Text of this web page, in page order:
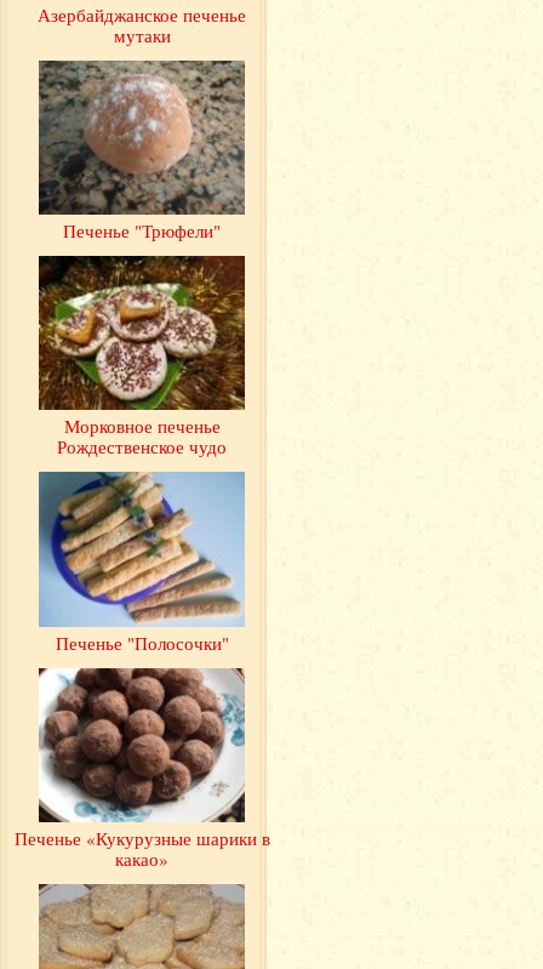
Азербайджанское печенье
мутаки
Печенье "Трюфели"
Морковное печенье
Рождественское чудо
Печенье "Полосочки"
Печенье «Кукурузные шарики в
какао»